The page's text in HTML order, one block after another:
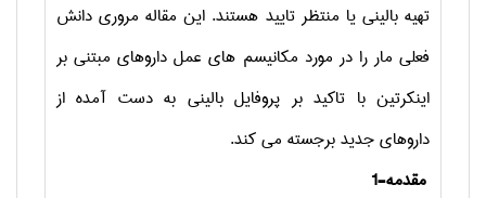
تهیه بالینی یا منتظر تایید هستند. این مقاله مروری دانش
فعلی مار را در مورد مکانیسم های عمل داروهای مبتنی بر
اینکرتین با تاکید بر پروفایل بالینی به دست آمده از
داروهای جدید برجسته می کند.
1-مقدمه